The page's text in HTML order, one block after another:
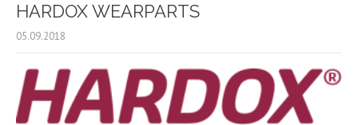
HARDOX WEARPARTS
05.09.2018